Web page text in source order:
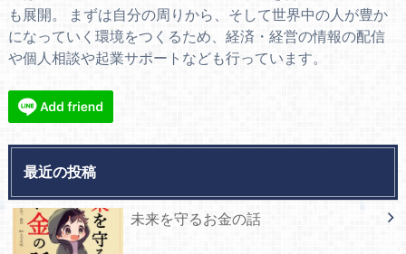
も展開。 まずは自分の周りから、そして世界中の人が豊か
になっていく環境をつくるため、経済・経営の情報の配信
や個人相談や起業サポートなども行っています。
最近の投稿
未来を守るお金の話